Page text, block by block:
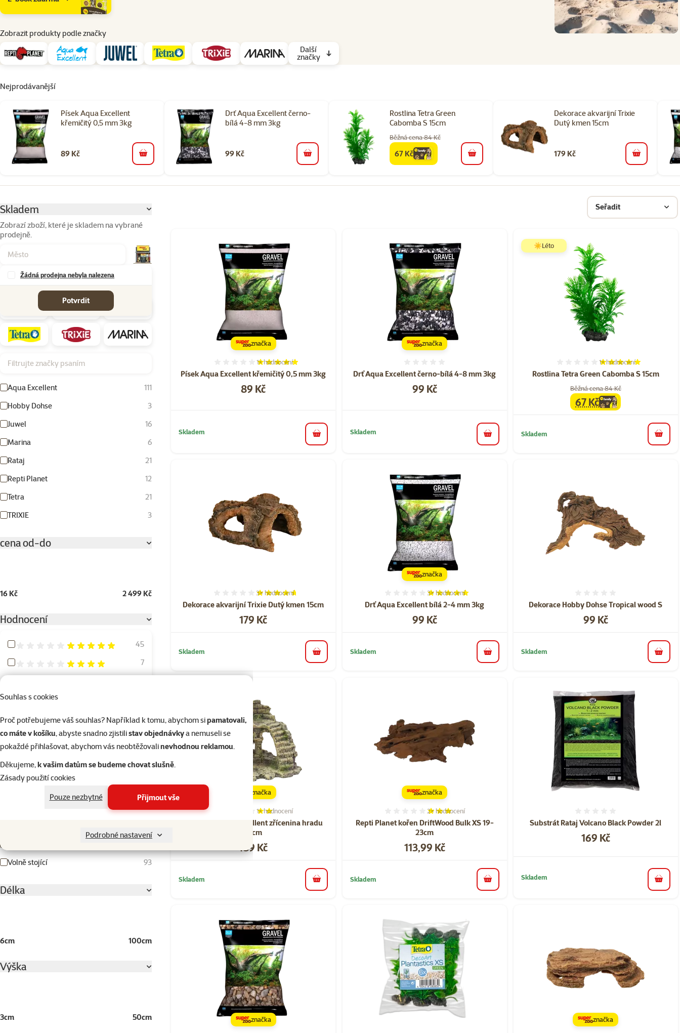
Souhlas s cookies
Proč potřebujeme váš souhlas? Například k tomu, abychom sipamatovali,
co máte v košíku, abyste snadno zjistilistav objednávkya nemuseli se
pokaždé přihlašovat, abychom vás neobtěžovalinevhodnou reklamou.
Děkujeme,k vašim datům se budeme chovat slušně.
Zásady použití cookies
Pouze nezbytné
Přijmout vše
Podrobné nastavení
Zobrazit produkty podle značky
Další
značky
Nejprodávanější
Písek Aqua Excellent
křemičitý 0,5 mm 3kg
89 Kč do košíku
Drť Aqua Excellent černo-
bílá 4-8 mm 3kg
99 Kč do košíku
Rostlina Tetra Green
Cabomba S 15cm
Běžná cena 84 Kč
familycena
67 Kč do košíku
Dekorace akvarijní Trixie
Dutý kmen 15cm
179 Kč do košíku
Skladem
Zobrazí zboží, které je skladem na vybrané
prodejně.
Žádná prodejna nebyla nalezena
Potvrdit
Filtrujte značky psaním
Aqua Excellent
111
Hobby Dohse
3
Juwel
16
Marina
6
Rataj
21
Repti Planet
12
Tetra
21
TRIXIE
3
cena od-do
16 Kč 2 499 Kč
Hodnocení
Hodnocení 100%
45
Hodnocení 80%
7
Hodnocení 20%
1
Barva
BéžováBílá DřevoFialováHnědáHnědá/béžová
Modrá
Modrá/světle modrá
Multicolor
Tmavě hnědá
ZelenáČernáČervená
1
Volně stojící
93
Délka
6cm 100cm
Výška
3cm 50cm
Seřadit
Písek Aqua Excellent křemičitý 0,5 mm 3kg
Hodnocení 100%, počet hodnocení: 1
1×hodnocení
Cena
89 Kč
značka
Skladem
do košíku
Drť Aqua Excellent černo-bílá 4-8 mm 3kg
Cena
99 Kč
značka
Skladem
do košíku
Rostlina Tetra Green Cabomba S 15cm
Hodnocení 100%, počet
1×hodnocení
Běžná cena 84 Kč
familycena
67 Kč
☀️Léto
Skladem do
Dekorace akvarijní Trixie Dutý kmen 15cm
Hodnocení 93%, počet hodnocení: 3
3× hodnocení
Cena
179 Kč
Skladem do košíku
Drť Aqua Excellent bílá 2-4 mm 3kg
Hodnocení 100%, počet hodnocení: 3
3× hodnocení
Cena
99 Kč
značka
Skladem do košíku
Dekorace Hobby Dohse Tropical wood S
Cena
99 Kč
Skladem do
Dekorace Aqua Excellent zřícenina hradu
13cm
Hodnocení 40%, počet hodnocení: 1
1×hodnocení
Cena
189 Kč
značka
Skladem do košíku
Repti Planet kořen DriftWood Bulk XS 19-
23cm
Hodnocení 60%, počet hodnocení: 2
2× hodnocení
Cena
113,99 Kč
značka
Skladem do košíku
Substrát Rataj Volcano Black Powder 2l
Cena
169 Kč
Skladem
do
značka značka